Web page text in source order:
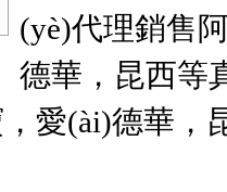
(yè)代理銷售阿*
德華，昆
，愛(ài)德華